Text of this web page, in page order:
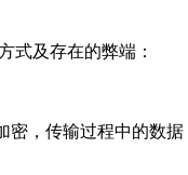
式及存在的弊端：
密，传输过程中的数据